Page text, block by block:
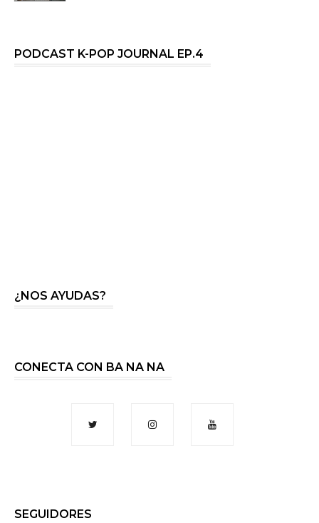
PODCAST K-POP JOURNAL EP.4
¿NOS AYUDAS?
CONECTA CON BA NA NA
SEGUIDORES